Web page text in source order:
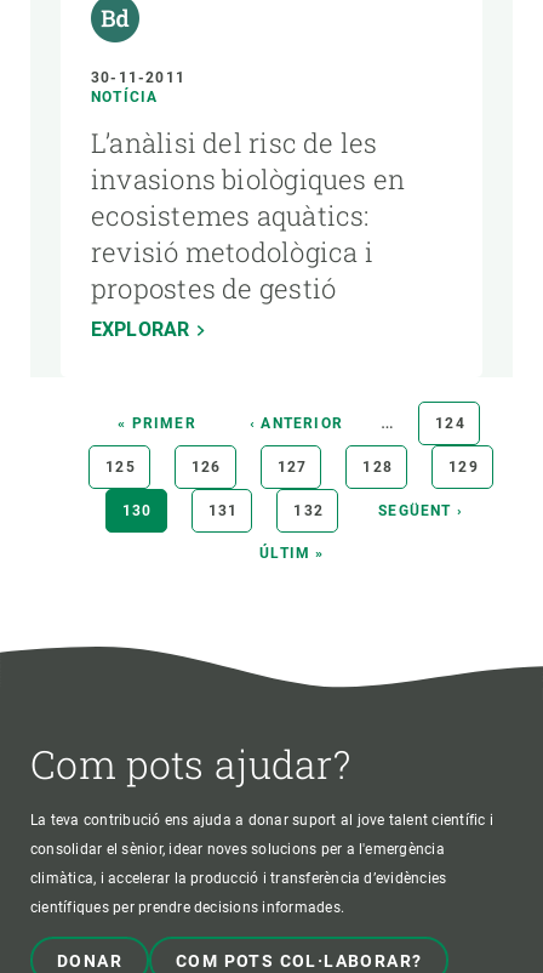
30-11-2011
NOTÍCIA
L’anàlisi del risc de les
invasions biològiques en
ecosistemes aquàtics:
revisió metodològica i
propostes de gestió
EXPLORAR
PaginacióPRIMERA
PÀGINA
« PRIMER
PÀGINA
ANTERIOR
‹ ANTERIOR … PÀGINA
124
PÀGINA
125 PÀGINA
126 PÀGINA
127 PÀGINA
128 PÀGINA
129
PÀGINA
ACTUAL
130 PÀGINA
131 PÀGINA
132
PÀGINA
SEGÜENT ›
ÚLTIMA
ÚLTIM »
Com pots ajudar?
La teva contribució ens ajuda a donar suport al jove talent científic i
consolidar el sènior, idear noves solucions per a l'emergència
climàtica, i accelerar la producció i transferència d’evidències
científiques per prendre decisions informades.
DONAR COM POTS COL·LABORAR?